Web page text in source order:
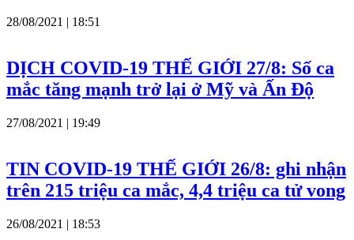
28/08/2021 | 18:51
DỊCH COVID-19 THẾ GIỚI 27/8: Số ca
mắc tăng mạnh trở lại ở Mỹ và Ấn Độ
27/08/2021 | 19:49
TIN COVID-19 THẾ GIỚI 26/8: ghi nhận
trên 215 triệu ca mắc, 4,4 triệu ca tử vong
26/08/2021 | 18:53